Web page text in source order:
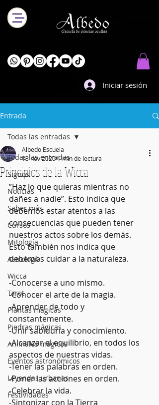
Iniciar sesión
Entrada
Todas las entradas
Signos
Noticias
Saber más
Cursos
Mitología
Astrología
Wicca
Tarot
Plantas mágicas
Piedras mágicas
Animales mágicos
Eventos astronómicos
Leyendas urbanas
Festividades
Todas las entradas
Principios de la Wicca
Albedo Escuela
13 nov 20201 min de lectura
”Haz lo que quieras mientras no
dañes a nadie”. Esto indica que
debemos estar atentos a las
consecuencias que pueden tener
nuestros actos sobre los demás.
Esto también nos indica que
debemos cuidar a la naturaleza.
-Conocerse a uno mismo.
-Conocer el arte de la magia.
-Aprender de todo y
constantemente.
-Unir sabiduría y conocimiento.
-Alcanzar el equilibrio, en todos los
aspectos de nuestras vidas.
-Tener las palabras en orden.
-Poner las acciones en orden.
-Celebrar la vida.
-Sintonizar con la Tierra